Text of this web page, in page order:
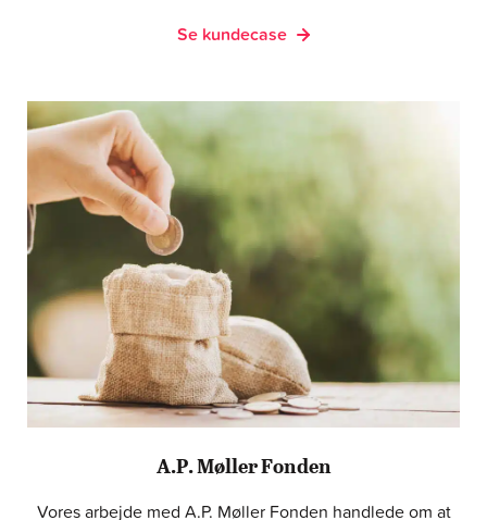
Se kundecase
A.P. Møller Fonden
Vores arbejde med A.P. Møller Fonden handlede om at